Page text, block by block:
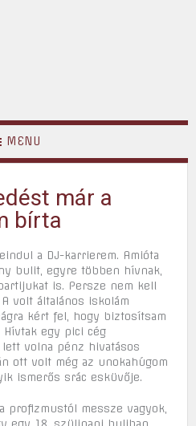
MENU
már a
bírta
a DJ-karrierem. Amióta
bulit, egyre többen hívnak,
is. Persze nem kell
volt általános iskolám
kért fel, hogy biztosítsam
egy pici cég
volna pénz hivatásos
ott volt még az unokahúgom
ismerős srác esküvője.
profizmustól messze vagyok,
egy 18. szülinapi buliban